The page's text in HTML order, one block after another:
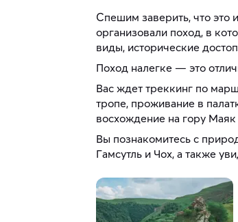
Спешим заверить, что это
организовали поход, в
виды, исторические
Поход налегке — это
Вас ждет треккинг по
тропе, проживание в
восхождение на гору Маяк
Вы познакомитесь с
Гамсутль и Чох, а также